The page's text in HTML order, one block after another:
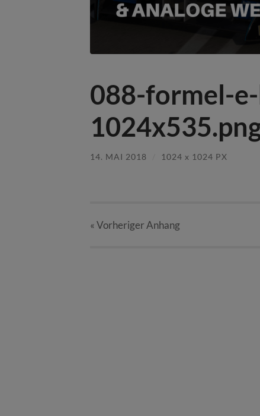
088-formel-
14. MAI 2018 1024 x 1024 PX
« VorherigerAnhang